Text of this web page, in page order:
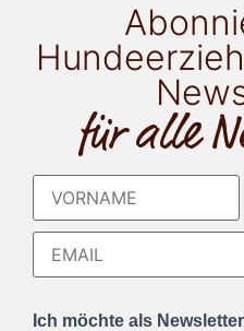
für alle
Ich möchte als